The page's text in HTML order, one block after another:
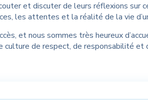
et discuter de leurs réflexions sur
les attentes et la réalité de la vie
et nous sommes très heureux
culture de respect, de responsabilité